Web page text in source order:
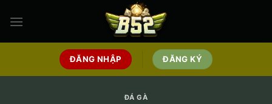
qua
ĐĂNG NHẬP ĐĂNG KÝ
ĐÁ GÀ